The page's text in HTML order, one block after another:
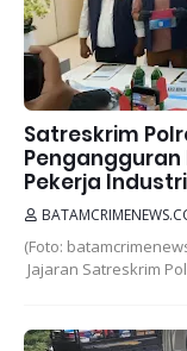
Satreskrim
Pengangguran
Pekerja Industri
(Foto:
Jajaran Satreskrim